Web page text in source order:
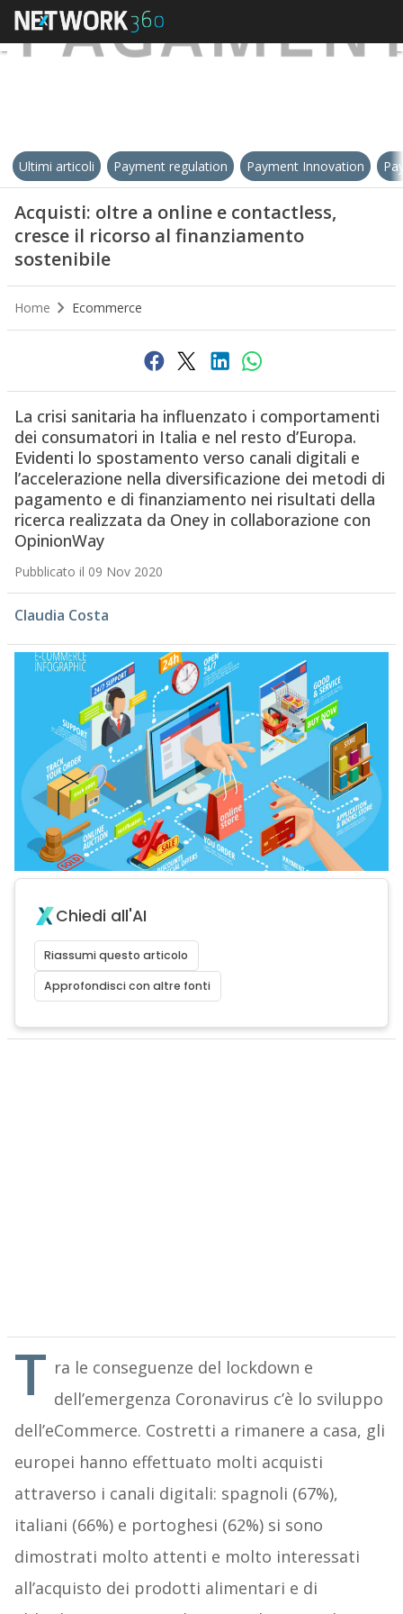
Ultimi articoli Payment regulation Payment Innovation
Acquisti: oltre a online e contactless,
cresce il ricorso al finanziamento
sostenibile
Home Ecommerce
La crisi sanitaria ha influenzato i comportamenti
dei consumatori in Italia e nel resto d’Europa.
Evidenti lo spostamento verso canali digitali e
l’accelerazione nella diversificazione dei metodi di
pagamento e di finanziamento nei risultati della
ricerca realizzata da Oney in collaborazione con
OpinionWay
Pubblicato il 09 Nov 2020
Claudia Costa
Chiedi all'AI
Riassumi questo articolo
Approfondisci con altre fonti
T ra le conseguenze del lockdown e
dell’emergenza Coronavirus c’è lo sviluppo
dell’eCommerce. Costretti a rimanere a casa, gli
europei hanno effettuato molti acquisti
attraverso i canali digitali: spagnoli (67%),
italiani (66%) e portoghesi (62%) si sono
dimostrati molto attenti e molto interessati
all’acquisto dei prodotti alimentari e di